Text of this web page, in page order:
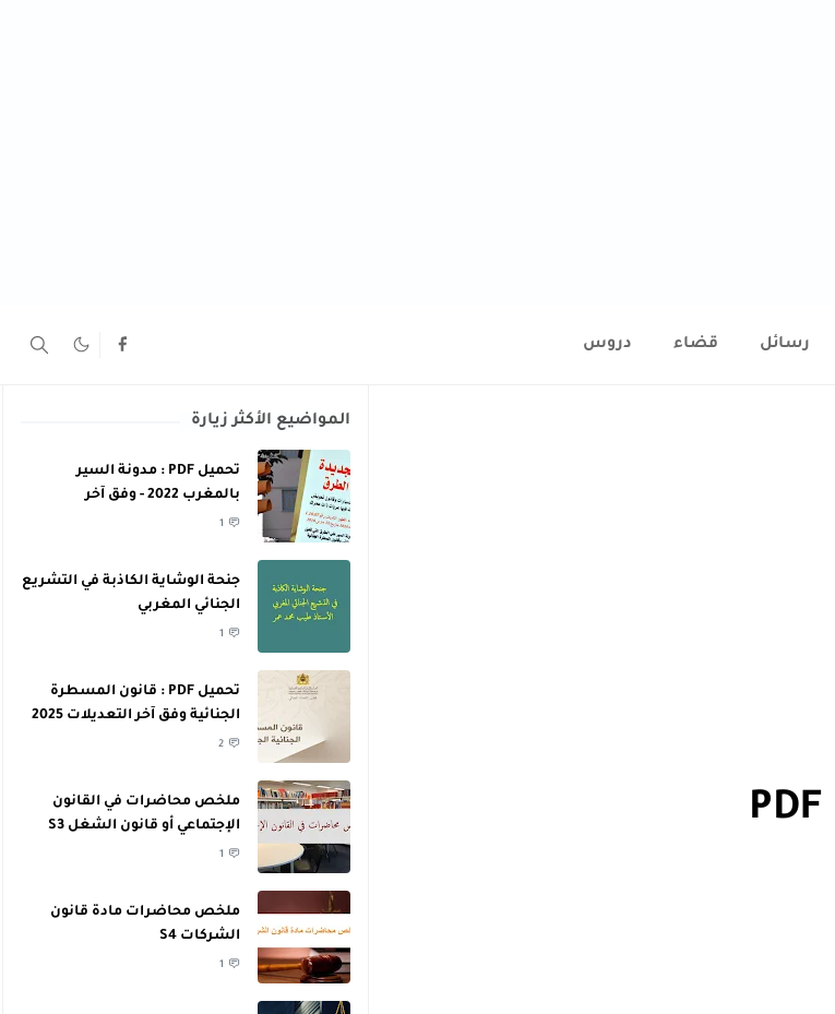
رسائل قضاء دروس
المواضيع الأكثر زيارة
تحميل PDF : مدونة السير
بالمغرب 2022 - وفق آخر
التعديلات
1
جنحة الوشاية الكاذبة في التشريع
الجنائي المغربي
1
تحميل PDF : قانون المسطرة
الجنائية وفق آخر التعديلات 2025
2
ملخص محاضرات في القانون
الإجتماعي أو قانون الشغل S3
1
ملخص محاضرات مادة قانون
الشركات S4
1